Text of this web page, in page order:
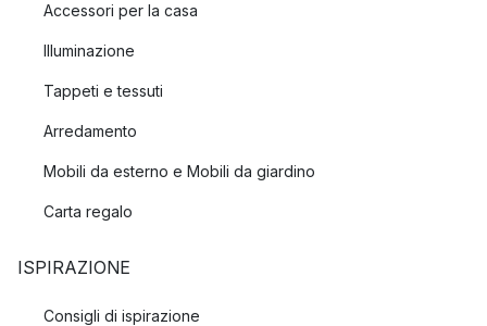
Accessori per la casa
Illuminazione
Tappeti e tessuti
Arredamento
Mobili da esterno e Mobili da giardino
Carta regalo
ISPIRAZIONE
Consigli di ispirazione